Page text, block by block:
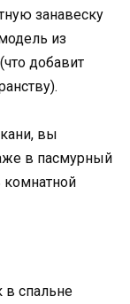
занавеску
из
добавит
вы
в пасмурный
комнатной
в спальне